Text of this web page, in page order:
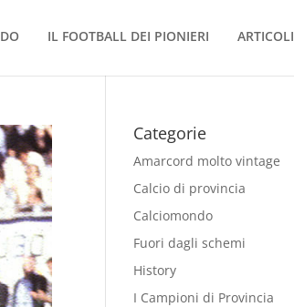
IL FOOTBALL DEI PIONIERI ARTICOLI
Categorie
Amarcord molto vintage
Calcio di provincia
Calciomondo
Fuori dagli schemi
History
I Campioni di Provincia